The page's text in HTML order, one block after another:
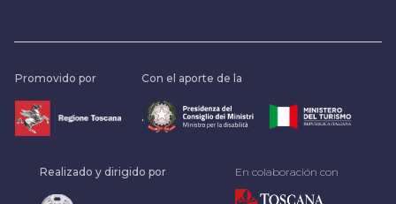
Promovido por Con el aporte de la
.
Realizado y dirigido por En colaboración con